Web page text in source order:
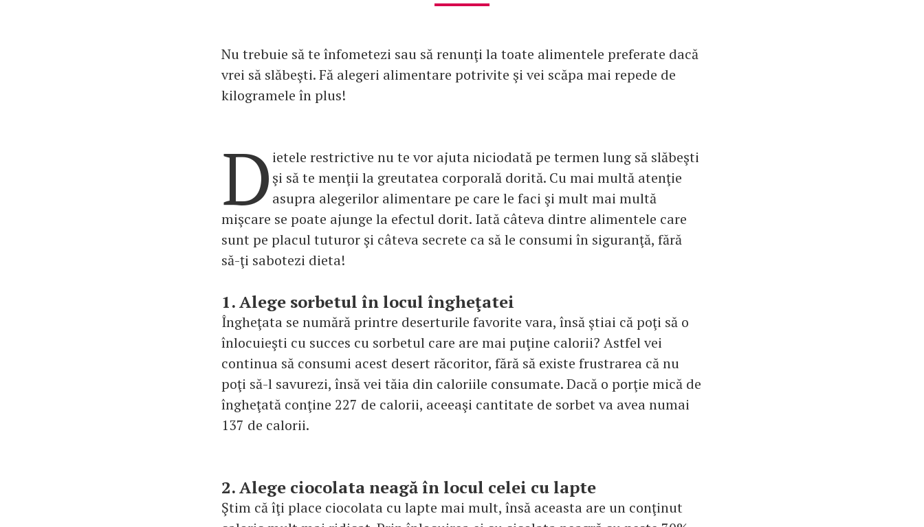
Nu trebuie să te înfometezi sau să renunţi la toate alimentele preferate dacă
vrei să slăbeşti. Fă alegeri alimentare potrivite şi vei scăpa mai repede de
kilogramele în plus!
D ietele restrictive nu te vor ajuta niciodată pe termen lung să slăbeşti
şi să te menţii la greutatea corporală dorită. Cu mai multă atenţie
asupra alegerilor alimentare pe care le faci şi mult mai multă
mişcare se poate ajunge la efectul dorit. Iată câteva dintre alimentele care
sunt pe placul tuturor şi câteva secrete ca să le consumi în siguranţă, fără
să-ţi sabotezi dieta!
1. Alege sorbetul în locul îngheţatei
Îngheţata se numără printre deserturile favorite vara, însă ştiai că poţi să o
înlocuieşti cu succes cu sorbetul care are mai puţine calorii? Astfel vei
continua să consumi acest desert răcoritor, fără să existe frustrarea că nu
poţi să-l savurezi, însă vei tăia din caloriile consumate. Dacă o porţie mică de
îngheţată conţine 227 de calorii, aceeaşi cantitate de sorbet va avea numai
137 de calorii.
2. Alege ciocolata neagă în locul celei cu lapte
Ştim că îţi place ciocolata cu lapte mai mult, însă aceasta are un conţinut